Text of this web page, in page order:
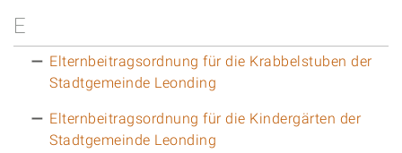
E
Elternbeitragsordnung für die Krabbelstuben der
Stadtgemeinde Leonding
Elternbeitragsordnung für die Kindergärten der
Stadtgemeinde Leonding